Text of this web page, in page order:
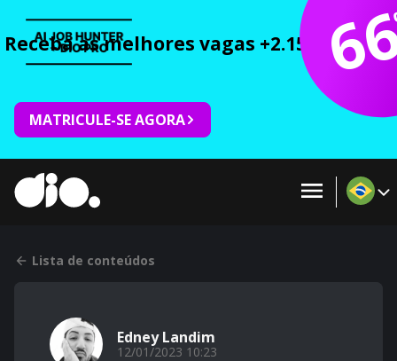
Receba as melhores vagas +2.150 cursos
MATRICULE-SE AGORA
Lista de conteúdos
Edney Landim
12/01/2023 10:23